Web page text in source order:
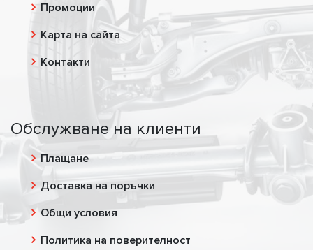
Промоции
Карта на сайта
Контакти
Обслужване на клиенти
Плащане
Доставка на поръчки
Общи условия
Политика на поверителност